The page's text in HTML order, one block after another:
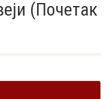
(Почетак